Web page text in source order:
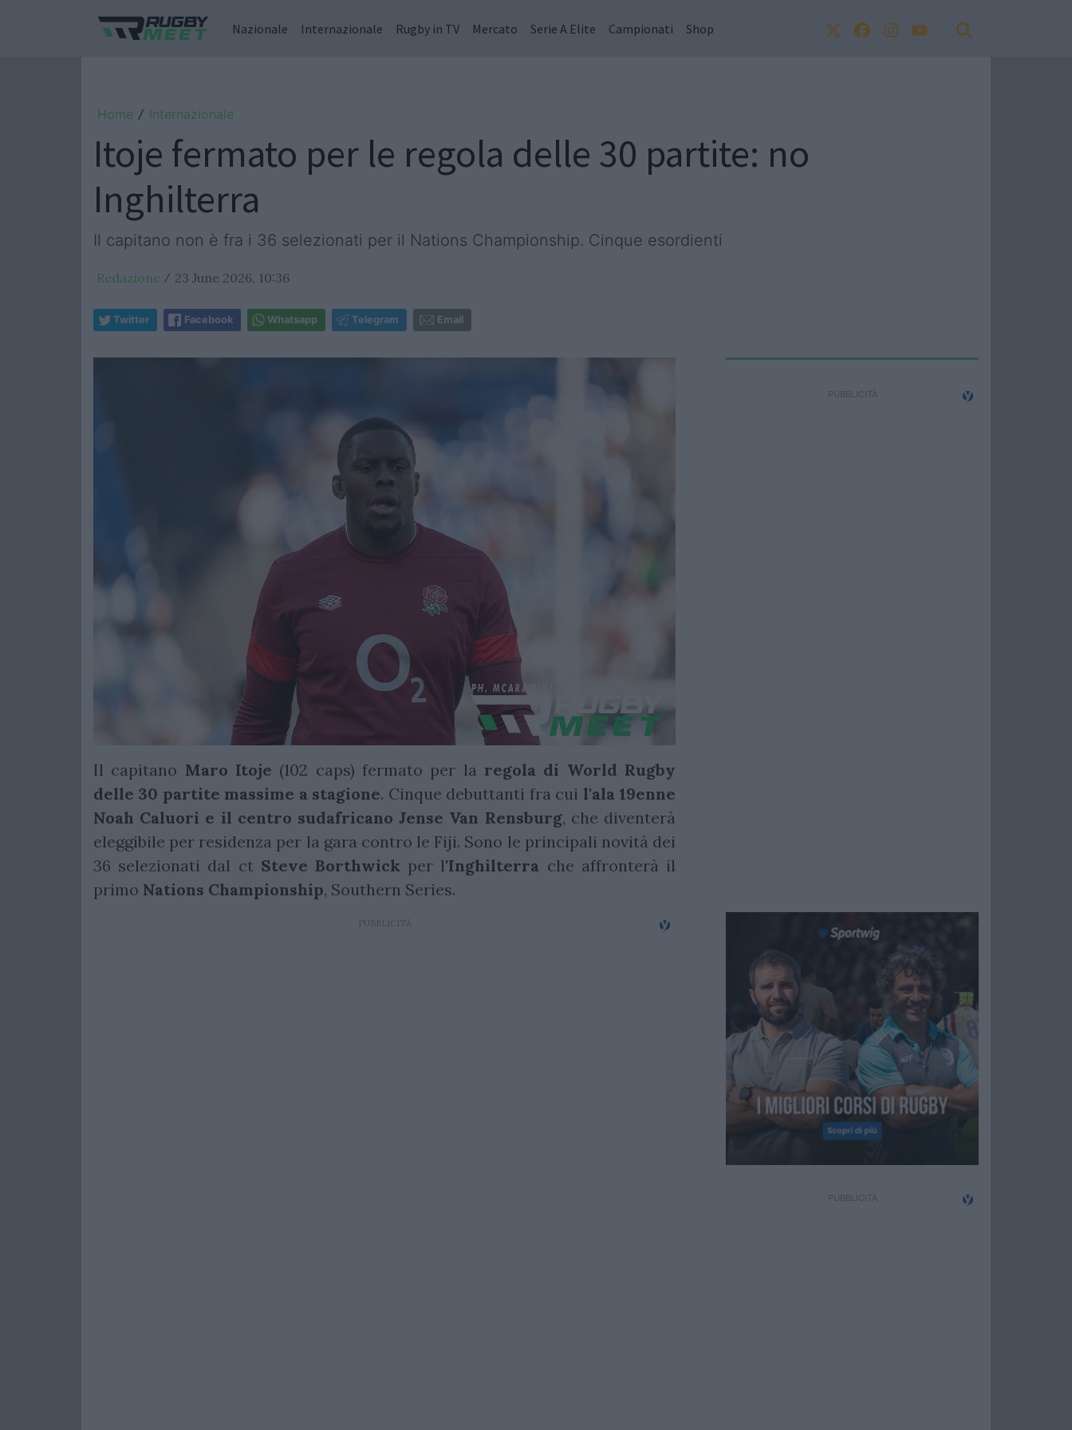
Nazionale Internazionale Rugby in TV Mercato Serie A Elite Campionati Shop
Home / Internazionale
Itoje fermato per le regola delle 30 partite: no
Inghilterra
Il capitano non è fra i 36 selezionati per il Nations Championship. Cinque esordienti
Redazione / 23 June 2026, 10:36
Twitter Facebook Whatsapp Telegram Email
Il capitano Maro Itoje (102 caps) fermato per la regola di World Rugby
delle 30 partite massime a stagione. Cinque debuttanti fra cui l'ala 19enne
Noah Caluori e il centro sudafricano Jense Van Rensburg, che diventerà
eleggibile per residenza per la gara contro le Fiji. Sono le principali novità dei
36 selezionati dal ct Steve Borthwick per l'Inghilterra che affronterà il
primo Nations Championship, Southern Series.